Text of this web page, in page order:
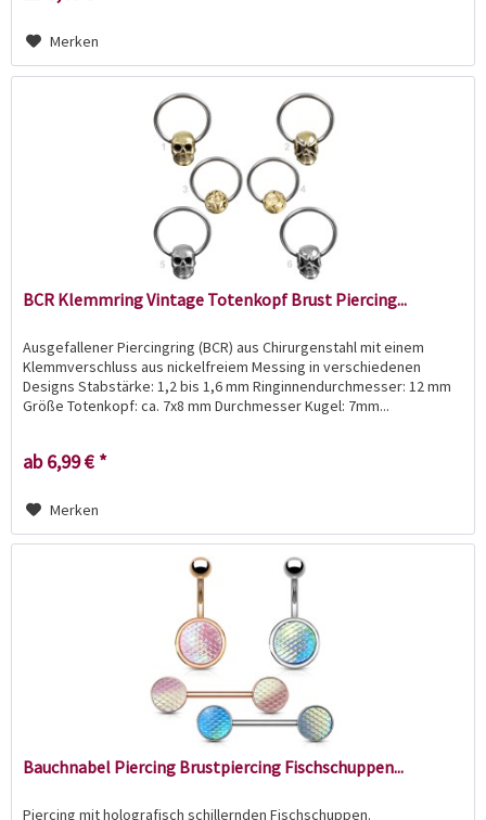
Merken
BCR Klemmring Vintage Totenkopf Brust Piercing...
Ausgefallener Piercingring (BCR) aus Chirurgenstahl mit einem
Klemmverschluss aus nickelfreiem Messing in verschiedenen
Designs Stabstärke: 1,2 bis 1,6 mm Ringinnendurchmesser: 12 mm
Größe Totenkopf: ca. 7x8 mm Durchmesser Kugel: 7mm...
ab 6,99 € *
Merken
Bauchnabel Piercing Brustpiercing Fischschuppen...
Piercing mit holografisch schillernden Fischschuppen.